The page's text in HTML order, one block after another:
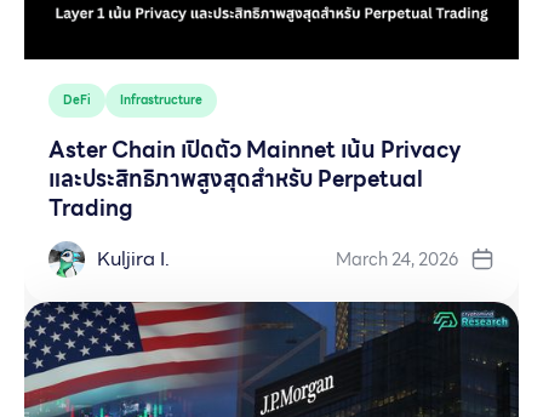
DeFi Infrastructure
Aster Chain เปิดตัว Mainnet เน้น Privacy
และประสิทธิภาพสูงสุดสำหรับ Perpetual
Trading
Kuljira I. March 24, 2026